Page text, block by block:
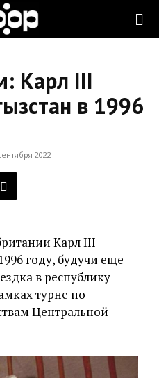
Карл III
в 1996
2022
Карл III
году, будучи еще
в республику
турне по
Центральной